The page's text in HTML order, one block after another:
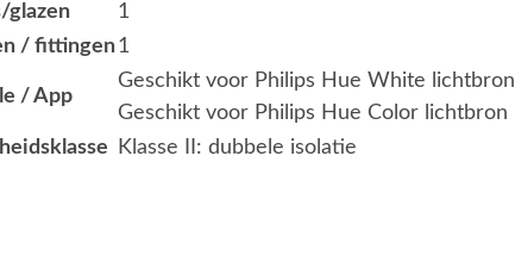
glazen
1
/ fittingen1
/ App
Geschikt voor Philips Hue White lichtbron
Geschikt voor Philips Hue Color lichtbron
Klasse II: dubbele isolatie